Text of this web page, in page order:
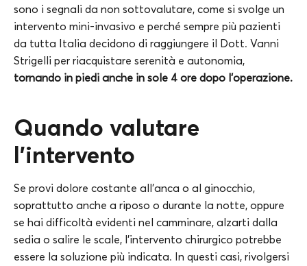
sono i segnali da non sottovalutare, come si svolge un
intervento mini-invasivo e perché sempre più pazienti
da tutta Italia decidono di raggiungere il Dott. Vanni
Strigelli per riacquistare serenità e autonomia,
tornando in piedi anche in sole 4 ore dopo l’operazione.
Quando valutare
l’intervento
Se provi dolore costante all’anca o al ginocchio,
soprattutto anche a riposo o durante la notte, oppure
se hai difficoltà evidenti nel camminare, alzarti dalla
sedia o salire le scale, l’intervento chirurgico potrebbe
essere la soluzione più indicata. In questi casi, rivolgersi